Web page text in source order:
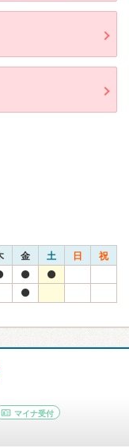
金 土 日 祝
マイナ受付